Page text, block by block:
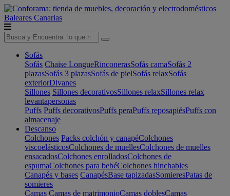
Baleares Canarias
Sofás
Sofás Chaise LongueRinconerasSofás camaSofás 2
plazasSofás 3 plazasSofás de pielSofás relaxSofás
exteriorDivanes
Sillones Sillones decorativosSillones relaxSillones relax
levantapersonas
Puffs Puffs decorativosPuffs peraPuffs reposapiésPuffs con
almacenaje
Descanso
Colchones Packs colchón y canapéColchones
viscoelásticosColchones de muellesColchones de muelles
ensacadosColchones enrolladosColchones de
espumaColchones para bebéColchones hinchables
Canapés y bases CanapésBase tapizadasSomieresPatas de
somieres
Camas Camas de matrimonioCamas doblesCamas